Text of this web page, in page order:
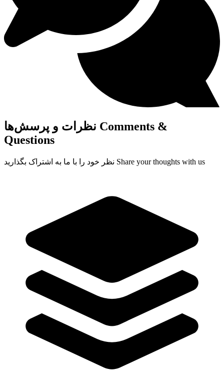
نظرات و پرسش‌ها Comments &
Questions
نظر خود را با ما به اشتراک بگذارید Share your thoughts with us